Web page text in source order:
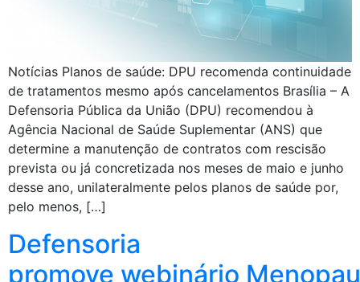
Notícias Planos de saúde: DPU recomenda continuidade
de tratamentos mesmo após cancelamentos Brasília – A
Defensoria Pública da União (DPU) recomendou à
Agência Nacional de Saúde Suplementar (ANS) que
determine a manutenção de contratos com rescisão
prevista ou já concretizada nos meses de maio e junho
desse ano, unilateralmente pelos planos de saúde por,
pelo menos, […]
Defensoria
promove webinário